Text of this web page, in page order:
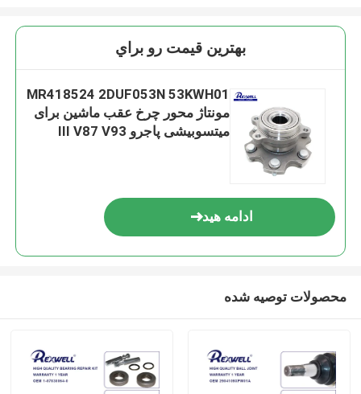
بهترين قيمت رو براي
MR418524 2DUF053N 53KWH01
مونتاژ محور چرخ عقب ماشین برای
میتسوبیشی پاجرو III V87 V93
ادامه هید
محصولات توصیه شده